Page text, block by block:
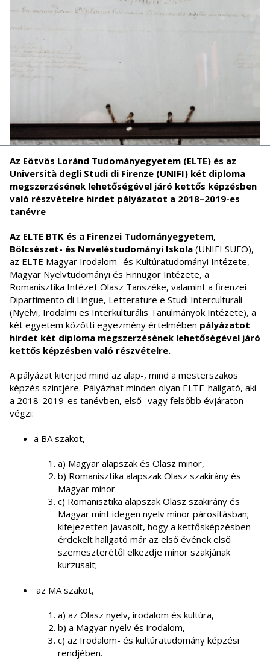
Az Eötvös Loránd Tudományegyetem (ELTE) és az
Università degli Studi di Firenze (UNIFI) két diploma
megszerzésének lehetőségével járó kettős képzésben
való részvételre hirdet pályázatot a 2018–2019-es
tanévre
Az ELTE BTK és a Firenzei Tudományegyetem,
Bölcsészet- és Neveléstudományi Iskola (UNIFI SUFO),
az ELTE Magyar Irodalom- és Kultúratudományi Intézete,
Magyar Nyelvtudományi és Finnugor Intézete, a
Romanisztika Intézet Olasz Tanszéke, valamint a firenzei
Dipartimento di Lingue, Letterature e Studi Interculturali
(Nyelvi, Irodalmi es Interkulturális Tanulmányok Intézete), a
két egyetem közötti egyezmény értelmében pályázatot
hirdet két diploma megszerzésének lehetőségével járó
kettős képzésben való részvételre.
A pályázat kiterjed mind az alap-, mind a mesterszakos
képzés szintjére. Pályázhat minden olyan ELTE-hallgató, aki
a 2018-2019-es tanévben, első- vagy felsőbb évjáraton
végzi:
a BA szakot,
a) Magyar alapszak és Olasz minor,
b) Romanisztika alapszak Olasz szakirány és
Magyar minor
c) Romanisztika alapszak Olasz szakirány és
Magyar mint idegen nyelv minor párosításban;
kifejezetten javasolt, hogy a kettősképzésben
érdekelt hallgató már az első évének első
szemeszterétől elkezdje minor szakjának
kurzusait;
az MA szakot,
a) az Olasz nyelv, irodalom és kultúra,
b) a Magyar nyelv és irodalom,
c) az Irodalom- és kultúratudomány képzési
rendjében.